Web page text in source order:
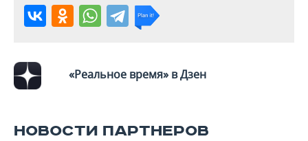
ХОККЕЙ С МЯЧОМ
ПРОИСШЕСТВИЯ
«Реальное время» в Дзен
НОВОСТИ ПАРТНЕРОВ